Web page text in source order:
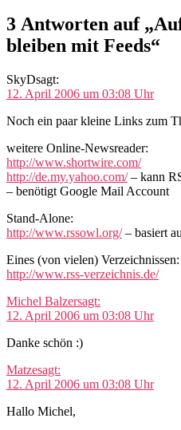
3 Antworten auf
bleiben mit Feeds“
SkyDsagt:
12. April 2006 um 03:08 Uhr
Noch ein paar kleine Links zum
weitere Online-Newsreader:
http://www.shortwire.com/
http://de.my.yahoo.com/– kann
– benötigt Google Mail Account
Stand-Alone:
http://www.rssowl.org/– basiert
Eines (von vielen) Verzeichnissen:
http://www.rss-verzeichnis.de/
Michel Balzersagt:
12. April 2006 um 03:08 Uhr
Danke schön :)
Matzesagt:
12. April 2006 um 03:08 Uhr
Hallo Michel,